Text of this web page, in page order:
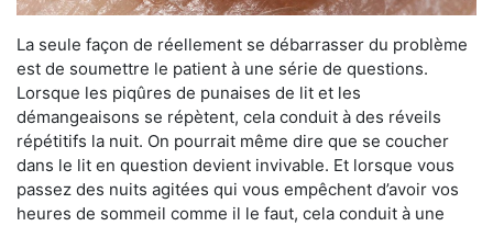
La seule façon de réellement se débarrasser du problème
est de soumettre le patient à une série de questions.
Lorsque les piqûres de punaises de lit et les
démangeaisons se répètent, cela conduit à des réveils
répétitifs la nuit. On pourrait même dire que se coucher
dans le lit en question devient invivable. Et lorsque vous
passez des nuits agitées qui vous empêchent d’avoir vos
heures de sommeil comme il le faut, cela conduit à une